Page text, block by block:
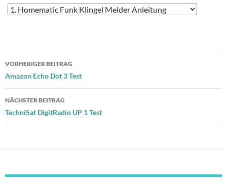
Beitragsnavigation
VORHERIGER BEITRAG
Amazon Echo Dot 3 Test
NÄCHSTER BEITRAG
TechniSat DigitRadio UP 1 Test